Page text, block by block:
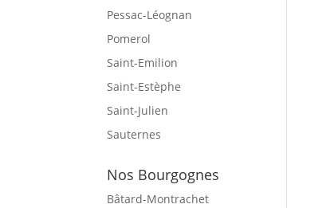
Pessac-Léognan
Pomerol
Saint-Emilion
Saint-Estèphe
Saint-Julien
Sauternes
Nos Bourgognes
Bâtard-Montrachet